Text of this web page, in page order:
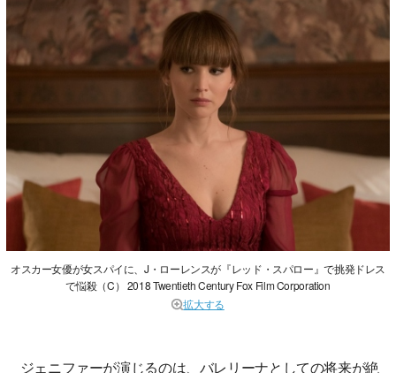
オスカー女優が女スパイに、J・ローレンスが『レッド・スパロー』で挑発ドレス
で悩殺（C） 2018 Twentieth Century Fox Film Corporation
拡大する
ジェニファーが演じるのは、バレリーナとしての将来が絶